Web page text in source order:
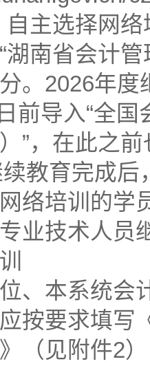
自主选择网
湖南省会计
。2026年
前导入“全
”，在此之
教育完成
络培训的学
业技术人员
、本系统会
按要求填写
（见附件2